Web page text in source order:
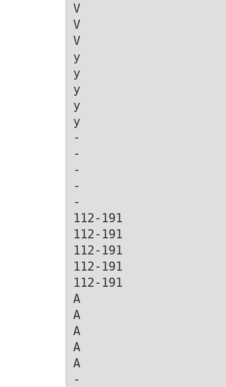
V
V
V
y
y
y
y
y
-
-
-
-
-
112-191
112-191
112-191
112-191
112-191
A
A
A
A
A
-